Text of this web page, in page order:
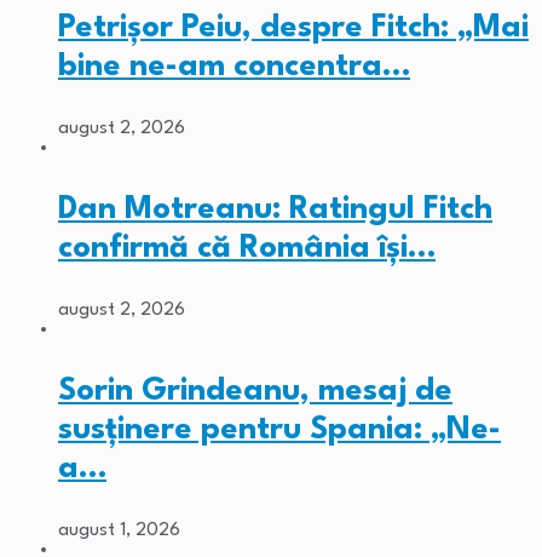
Petrișor Peiu, despre Fitch: „Mai
bine ne-am concentra…
august 2, 2026
Dan Motreanu: Ratingul Fitch
confirmă că România își…
august 2, 2026
Sorin Grindeanu, mesaj de
susținere pentru Spania: „Ne-
a…
august 1, 2026